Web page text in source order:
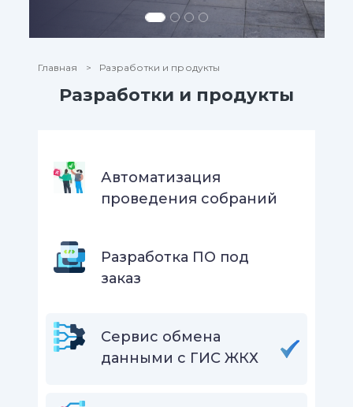
Главная Разработки и продукты
Разработки и продукты
Сервис обмена
данными с ГИС ЖКХ
Разработка ПО под
заказ
Автоматизация
проведения собраний